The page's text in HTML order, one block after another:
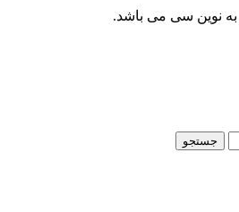
نوین سی می باشد.
جستجو